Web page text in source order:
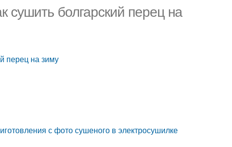
сушить болгарский перец на
перец на зиму
с фото сушеного в электросушилке